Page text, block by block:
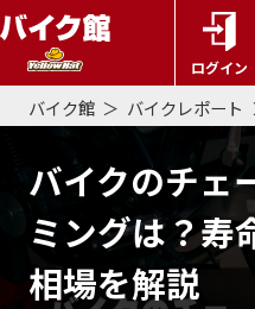
ログイン
バイク館 バイクレポート
バイクのチェ
ミングは？寿
相場を解説